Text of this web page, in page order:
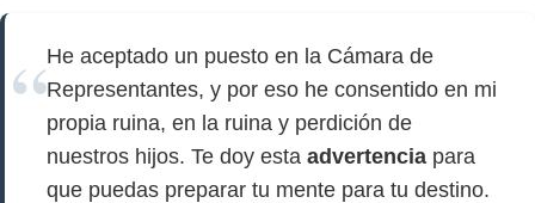
He aceptado un puesto en la Cámara de
Representantes, y por eso he consentido en mi
propia ruina, en la ruina y perdición de
nuestros hijos. Te doy esta advertencia para
que puedas preparar tu mente para tu destino.